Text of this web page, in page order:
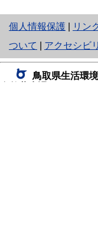
個人情報保護
と
り
ネ
ッ
リン
ついて
アクセシビ
鳥取県生活環